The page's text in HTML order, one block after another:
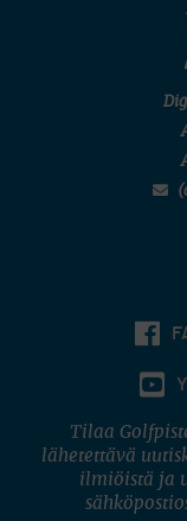
Tilaa
lähetettävä
ilmiöistä ja